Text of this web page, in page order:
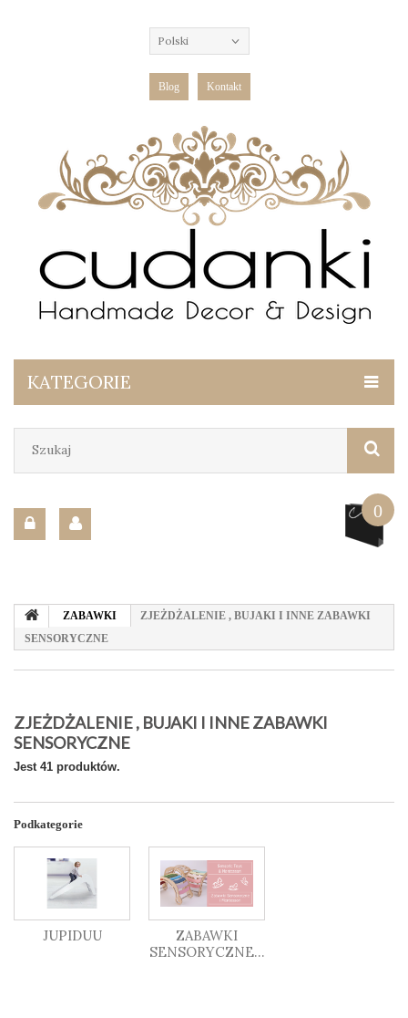
Polski
Blog Kontakt
KATEGORIE
0
ZABAWKI
ZJEŻDŻALENIE , BUJAKI I INNE ZABAWKI
SENSORYCZNE
ZJEŻDŻALENIE , BUJAKI I INNE ZABAWKI
SENSORYCZNE
Jest 41 produktów.
Podkategorie
JUPIDUU
ZABAWKI
SENSORYCZNE...